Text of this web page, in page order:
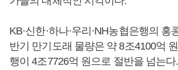
KB·신한·하나·우리·NH농협은행의 홍
반기 만기도래 물량은 약 8조4100억
행이 4조7726억 원으로 절반을 넘는